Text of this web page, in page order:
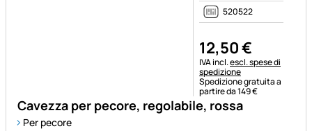
Cavezza per pecore, regolabile, rossa
Per pecore
520522
12,50€
Informazioni fiscali:
IVA incl.escl. spese di
spedizione
Spedizione gratuita a
partire da 149 €